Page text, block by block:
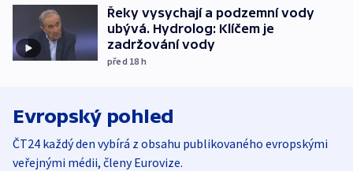
Řeky vysychají a podzemní vody
ubývá. Hydrolog: Klíčem je
zadržování vody
před 18 h
Evropský pohled
ČT24 každý den vybírá z obsahu publikovaného evropskými
veřejnými médii, členy Eurovize.